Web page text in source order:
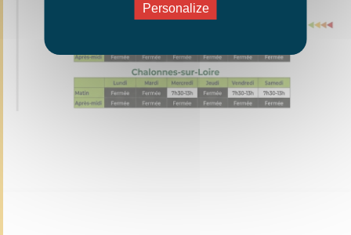
Personalize